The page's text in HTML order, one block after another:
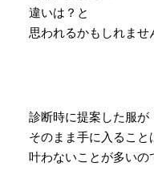
違いは？と
思われるかもしれませ
診断時に提案した服が
そのまま手に入ること
叶わないことが多いの